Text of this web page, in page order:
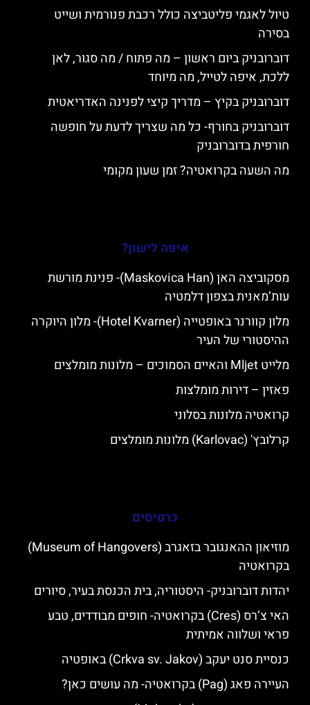
טיול לאגמי פליטביצה כולל רכבת פנורמית ושייט
בסירה
דוברובניק ביום ראשון – מה פתוח / מה סגור, לאן
ללכת, איפה לטייל, מה מיוחד
דוברובניק בקיץ – מדריך קיצי לפנינה האדריאטית
דוברובניק בחורף- כל מה שצריך לדעת על חופשה
חורפית בדוברובניק
מה השעה בקרואטיה? זמן שעון מקומי
איפה לישון?
מסקוביצה האן (Maskovica Han)- פנינת מורשת
עות’מאנית בצפון דלמטיה
מלון קוורנר באופטייה (Hotel Kvarner)- מלון היוקרה
ההיסטורי של העיר
מלייט Mljet והאיים הסמוכים – מלונות מומלצים
פאזין – דירות מומלצות
קרואטיה מלונות בסלוני
קרלובץ' (Karlovac) מלונות מומלצים
כרטיסים
מוזיאון ההאנגובר בזאגרב (Museum of Hangovers)
בקרואטיה
יהדות דוברובניק- היסטוריה, בית הכנסת בעיר, סיורים
האי צ’רס (Cres) בקרואטיה- חופים מבודדים, טבע
פראי ושלווה אמיתית
כנסיית סנט יעקב (Crkva sv. Jakov) באופטיה
העיירה פאג (Pag) בקרואטיה- מה עושים כאן?